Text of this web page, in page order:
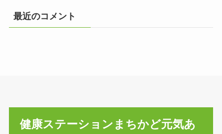
最近のコメント
健康ステーションまちかど元気あ